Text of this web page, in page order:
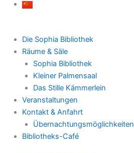
Die Sophia Bibliothek
Räume & Säle
Sophia Bibliothek
Kleiner Palmensaal
Das Stille Kämmerlein
Veranstaltungen
Kontakt & Anfahrt
Übernachtungsmöglichkeiten
Bibliotheks-Café